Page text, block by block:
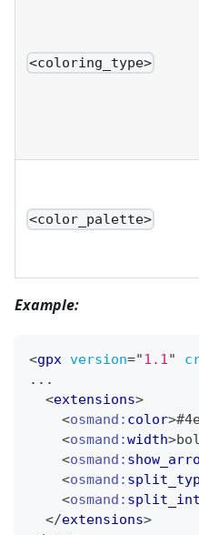
<coloring_type>
<color_palette>
Example:
<gpx version="1.1"
...
<extensions>
<osmand: color>
<osmand:width>
<osmand:
<osmand:
<osmand:
</extensions>